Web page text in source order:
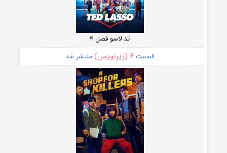
تد لاسو فصل ۴
قسمت ۶ (زیرنویس) منتشر شد